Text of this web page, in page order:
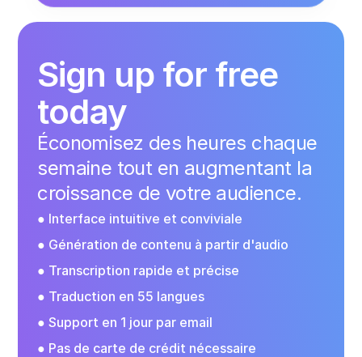
Sign up for free
today
Économisez des heures chaque
semaine tout en augmentant la
croissance de votre audience.
● Interface intuitive et conviviale
● Génération de contenu à partir d'audio
● Transcription rapide et précise
● Traduction en 55 langues
● Support en 1 jour par email
● Pas de carte de crédit nécessaire